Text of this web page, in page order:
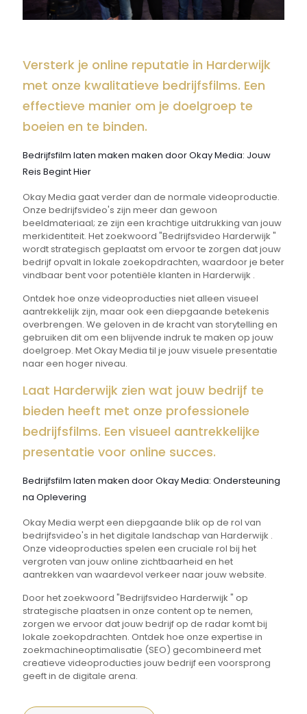
Versterk je online reputatie in Harderwijk
met onze kwalitatieve bedrijfsfilms. Een
effectieve manier om je doelgroep te
boeien en te binden.
Bedrijfsfilm laten maken maken door Okay Media: Jouw
Reis Begint Hier
Okay Media gaat verder dan de normale videoproductie.
Onze bedrijfsvideo's zijn meer dan gewoon
beeldmateriaal; ze zijn een krachtige uitdrukking van jouw
merkidentiteit. Het zoekwoord "Bedrijfsvideo Harderwijk "
wordt strategisch geplaatst om ervoor te zorgen dat jouw
bedrijf opvalt in lokale zoekopdrachten, waardoor je beter
vindbaar bent voor potentiële klanten in Harderwijk .
Ontdek hoe onze videoproducties niet alleen visueel
aantrekkelijk zijn, maar ook een diepgaande betekenis
overbrengen. We geloven in de kracht van storytelling en
gebruiken dit om een blijvende indruk te maken op jouw
doelgroep. Met Okay Media til je jouw visuele presentatie
naar een hoger niveau.
Laat Harderwijk zien wat jouw bedrijf te
bieden heeft met onze professionele
bedrijfsfilms. Een visueel aantrekkelijke
presentatie voor online succes.
Bedrijfsfilm laten maken door Okay Media: Ondersteuning
na Oplevering
Okay Media werpt een diepgaande blik op de rol van
bedrijfsvideo's in het digitale landschap van Harderwijk .
Onze videoproducties spelen een cruciale rol bij het
vergroten van jouw online zichtbaarheid en het
aantrekken van waardevol verkeer naar jouw website.
Door het zoekwoord "Bedrijfsvideo Harderwijk " op
strategische plaatsen in onze content op te nemen,
zorgen we ervoor dat jouw bedrijf op de radar komt bij
lokale zoekopdrachten. Ontdek hoe onze expertise in
zoekmachineoptimalisatie (SEO) gecombineerd met
creatieve videoproducties jouw bedrijf een voorsprong
geeft in de digitale arena.